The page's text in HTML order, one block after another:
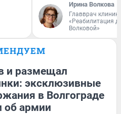
Ирина Волкова
Главврач
«Реабилитация
Волковой»
и размещал
эксклюзивные
в Волгограде
об армии